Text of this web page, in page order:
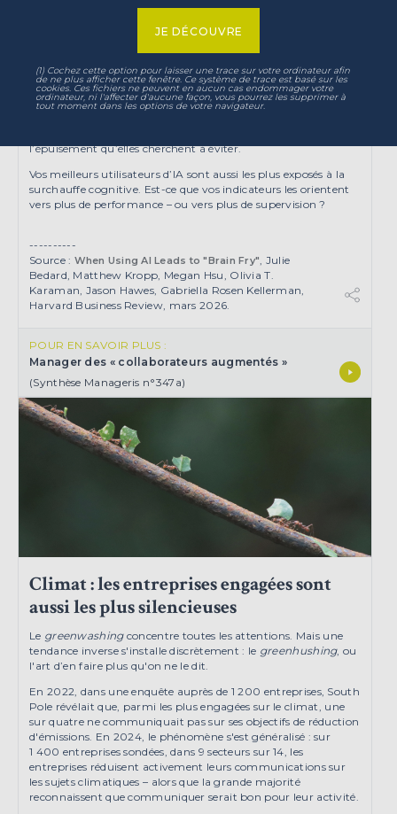
problème.En faisant de l’utilisation de l’IA un objectif de
performance – nombre de lignes de code générées par IA,
nombre de tokens consommés, etc. –, les organisations
l’épuisement qu’elles cherchent à éviter.
Vos meilleurs utilisateurs d’IA sont aussi les plus exposés à la
surchauffe cognitive. Est-ce que vos indicateurs les orientent
vers plus de performance – ou vers plus de supervision ?
----------
Source : When Using AI Leads to "Brain Fry" , Julie
Bedard, Matthew Kropp, Megan Hsu, Olivia T.
Karaman, Jason Hawes, Gabriella Rosen Kellerman,
Harvard Business Review, mars 2026.
POUR EN SAVOIR PLUS :
Manager des « collaborateurs augmentés »
(Synthèse Manageris n°347a)
Climat : les entreprises engagées sont
aussi les plus silencieuses
Le greenwashingconcentre toutes les attentions. Mais une
tendance inverse s'installe discrètement : le greenhushing, ou
l'art d’en faire plus qu'on ne le dit.
En 2022, dans une enquête auprès de 1 200 entreprises, South
Pole révélait que, parmi les plus engagées sur le climat, une
sur quatre ne communiquait pas sur ses objectifs de réduction
d'émissions. En 2024, le phénomène s'est généralisé : sur
1 400 entreprises sondées, dans 9 secteurs sur 14, les
entreprises réduisent activement leurs communications sur
les sujets climatiques – alors que la grande majorité
reconnaissent que communiquer serait bon pour leur activité.
JE DÉCOUVRE
(1) Cochez cette option pour laisser une trace sur votre ordinateur afin
de ne plus afficher cette fenêtre. Ce système de trace est basé sur les
cookies. Ces fichiers ne peuvent en aucun cas endommager votre
ordinateur, ni l'affecter d'aucune façon, vous pourrez les supprimer à
tout moment dans les options de votre navigateur.